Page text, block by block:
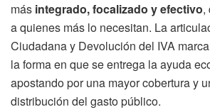
más integrado, focalizado y efectivo,
a quienes más lo necesitan. La
Ciudadana y Devolución del IVA
la forma en que se entrega la ayuda
apostando por una mayor cobertura y
distribución del gasto público.